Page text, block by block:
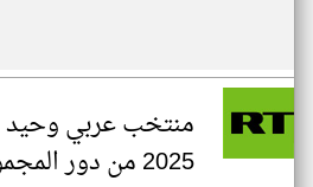
منتخب عربي وحيد
2025 من دور المجموعات